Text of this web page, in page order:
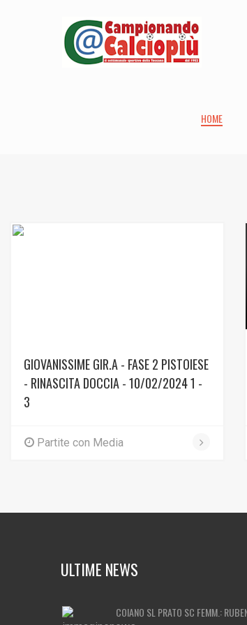
HOME
GIOVANISSIME GIR.A - FASE 2 PISTOIESE
- RINASCITA DOCCIA - 10/02/2024 1 -
3
Partite con Media
ULTIME NEWS
COIANO SL PRATO SC FEMM.: